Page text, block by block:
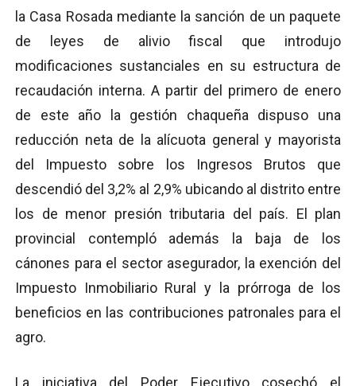
la Casa Rosada mediante la sanción de un paquete
de leyes de alivio fiscal que introdujo
modificaciones sustanciales en su estructura de
recaudación interna. A partir del primero de enero
de este año la gestión chaqueña dispuso una
reducción neta de la alícuota general y mayorista
del Impuesto sobre los Ingresos Brutos que
descendió del 3,2% al 2,9% ubicando al distrito entre
los de menor presión tributaria del país. El plan
provincial contempló además la baja de los
cánones para el sector asegurador, la exención del
Impuesto Inmobiliario Rural y la prórroga de los
beneficios en las contribuciones patronales para el
agro.
La iniciativa del Poder Ejecutivo cosechó el